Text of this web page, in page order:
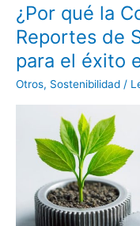
¿Por qué la
Reportes de
para el éxito
Otros, Sostenibilidad /
¿Por
qué
la
Comparabilidad
en
Reportes
Sostenibilidad
clave
para
el